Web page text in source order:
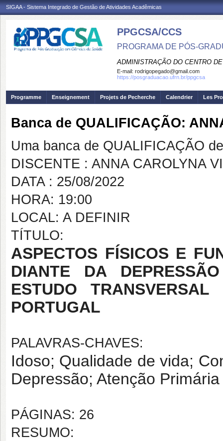
SIGAA - Sistema Integrado de Gestão de Atividades Acadêmicas
PPGCSA/CCS
PROGRAMA DE PÓS-
ADMINISTRAÇÃO DO CENTRO
E-mail: rodrigopegado@gmail.com
https://posgraduacao.ufrn.br/ppgcsa
Programme Enseignement Projets de Pecherche Calendrier Les
Banca de QUALIFICAÇÃO:
Uma banca de QUALIFICAÇÃO
DISCENTE : ANNA CAROLYNA
DATA : 25/08/2022
HORA: 19:00
LOCAL: A DEFINIR
TÍTULO:
ASPECTOS FÍSICOS E
DIANTE DA
ESTUDO
PORTUGAL
PALAVRAS-CHAVES:
Idoso; Qualidade de vida;
Depressão; Atenção
PÁGINAS: 26
RESUMO: